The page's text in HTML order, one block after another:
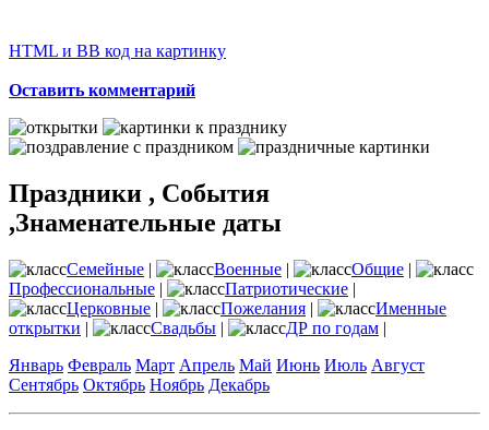
HTML и BB код на картинку
Оставить комментарий
Праздники , События
,Знаменательные даты
Семейные | Военные | Общие |
Профессиональные | Патриотические |
Церковные | Пожелания |
Именные
открытки | Свадьбы | ДР по годам |
Январь Февраль Март Апрель Май Июнь Июль Август
Сентябрь Октябрь Ноябрь Декабрь